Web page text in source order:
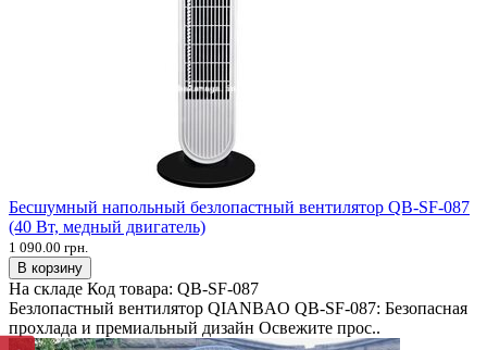
Бесшумный напольный безлопастный вентилятор QB-SF-087
(40 Вт, медный двигатель)
1 090.00 грн.
В корзину
На складе Код товара: QB-SF-087
Безлопастный вентилятор QIANBAO QB-SF-087: Безопасная
прохлада и премиальный дизайн Освежите прос..